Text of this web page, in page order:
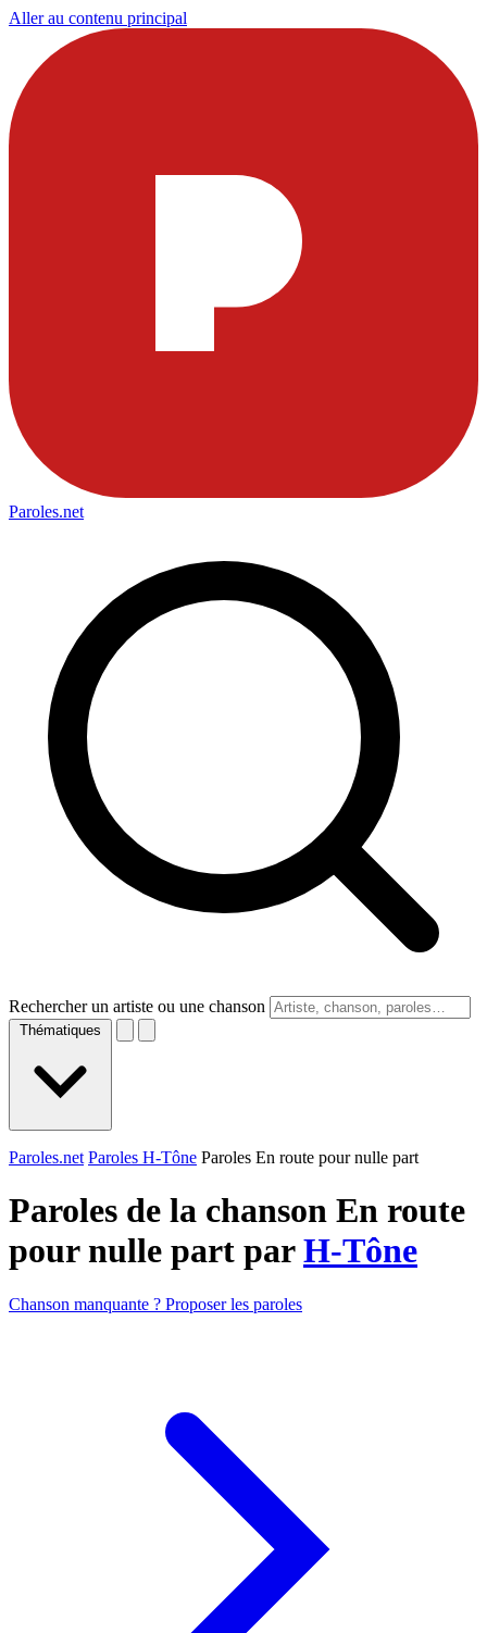
Aller au contenu principal
Paroles.net
Rechercher un artiste ou une chanson
Thématiques
Paroles.net Paroles H-Tône Paroles En route pour nulle part
Paroles de la chanson En route
pour nulle part parH-Tône
Chanson manquante ? Proposer les paroles